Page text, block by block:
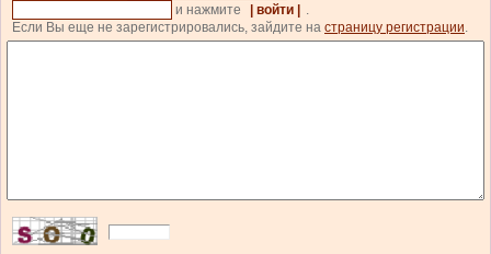
и нажмите
| войти |
.
Если Вы еще не зарегистрировались, зайдите на страницу регистрации.